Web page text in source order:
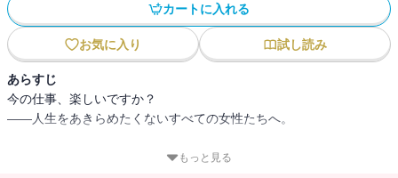
カートに入れる
お気に入り 試し読み
あらすじ
今の仕事、楽しいですか？
――人生をあきらめたくないすべての女性たちへ。
勤めていた会社を辞め、起業家に、調香師に、漫画家に、バーテン
もっと見る